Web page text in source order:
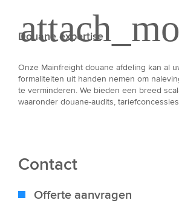
Douane expertise
Onze Mainfreight douane afdeling kan al
formaliteiten uit handen nemen om
te verminderen. We bieden een breed
waaronder douane-audits,
Contact
Offerte aanvragen